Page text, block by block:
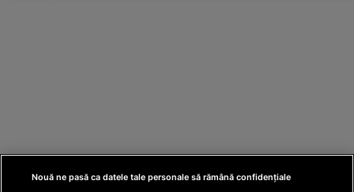
Nouă ne pasă ca datele tale personale să rămână confidențiale